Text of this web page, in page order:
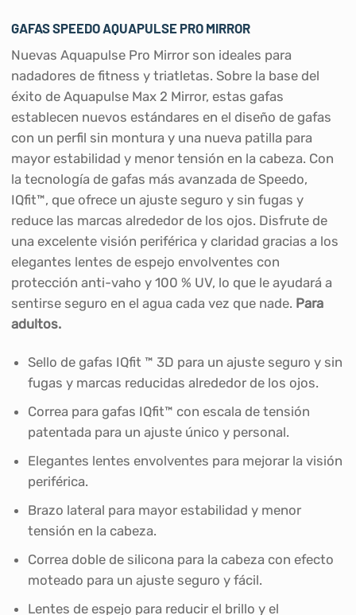
GAFAS SPEEDO AQUAPULSE PRO MIRROR
Nuevas Aquapulse Pro Mirror son ideales para
nadadores de fitness y triatletas. Sobre la base del
éxito de Aquapulse Max 2 Mirror, estas gafas
establecen nuevos estándares en el diseño de gafas
con un perfil sin montura y una nueva patilla para
mayor estabilidad y menor tensión en la cabeza. Con
la tecnología de gafas más avanzada de Speedo,
IQfit™, que ofrece un ajuste seguro y sin fugas y
reduce las marcas alrededor de los ojos. Disfrute de
una excelente visión periférica y claridad gracias a los
elegantes lentes de espejo envolventes con
protección anti-vaho y 100 % UV, lo que le ayudará a
sentirse seguro en el agua cada vez que nade. Para
adultos.
Sello de gafas IQfit ™ 3D para un ajuste seguro y sin
fugas y marcas reducidas alrededor de los ojos.
Correa para gafas IQfit™ con escala de tensión
patentada para un ajuste único y personal.
Elegantes lentes envolventes para mejorar la visión
periférica.
Brazo lateral para mayor estabilidad y menor
tensión en la cabeza.
Correa doble de silicona para la cabeza con efecto
moteado para un ajuste seguro y fácil.
Lentes de espejo para reducir el brillo y el